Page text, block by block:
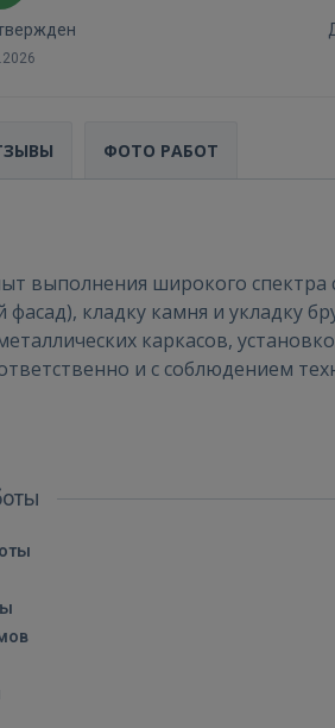
ФОТО РАБОТ
выполнения широкого
фасад), кладку камня и укладку
каркасов,
и с соблюдением